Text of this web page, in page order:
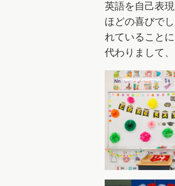
英語を自己表
ほどの喜びで
れていること
代わりまして